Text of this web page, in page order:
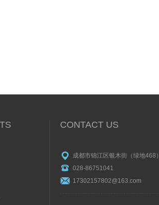
CONTACT US
成都市锦江区银木街（绿地468）
028-86751041
17302157802@163.com